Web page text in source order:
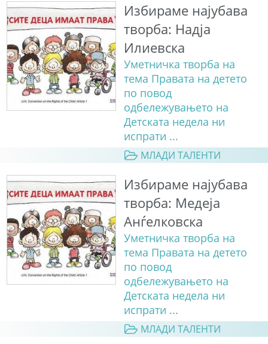
Избираме најубава
творба: Надја
Илиевска
Уметничка творба на
тема Правата на детето
по повод
одбележувањето на
Детската недела ни
испрати ...
МЛАДИ ТАЛЕНТИ
Избираме најубава
творба: Медеја
Анѓелковска
Уметничка творба на
тема Правата на детето
по повод
одбележувањето на
Детската недела ни
испрати ...
МЛАДИ ТАЛЕНТИ